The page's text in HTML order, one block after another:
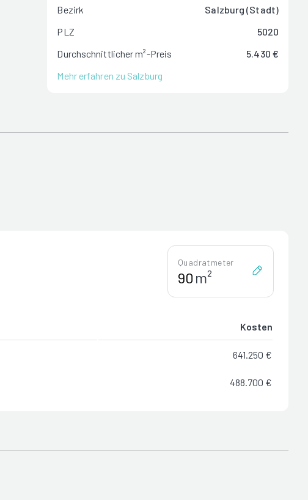
Bezirk
Salzburg (Stadt)
PLZ
5020
Durchschnittlicher m²-Preis
5.430 €
Mehr erfahren zu Salzburg
Quadratmeter
m²
Kosten
641.250 €
488.700 €